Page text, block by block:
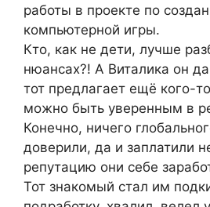
работы в проекте по
компьютерной игры.
Кто, как не дети, лучше
нюансах?! А Виталика он
тот предлагает ещё кого-
можно быть уверенным в
Конечно, ничего
доверили, да и заплатили
репутацию они себе
Тот знакомый стал им